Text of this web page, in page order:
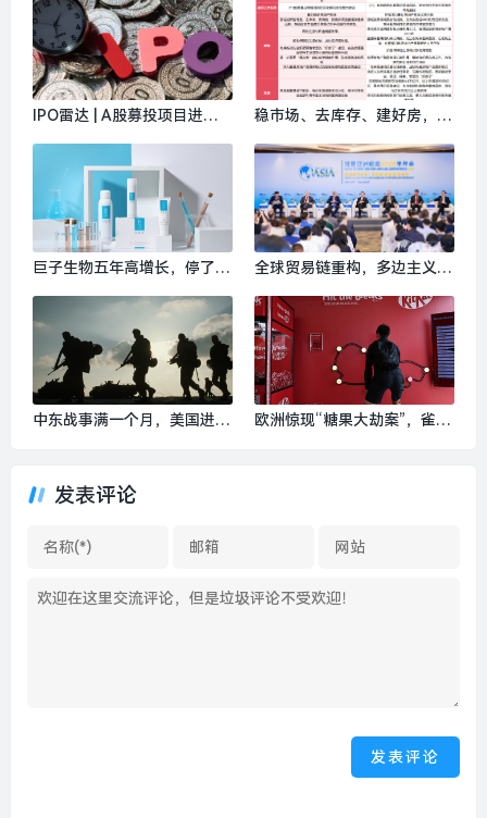
新闻
IPO雷达 | A股募投项目进展
技赴港股欲续写出海故事|界
面新闻 · 证券
稳市场、去库存、建好房，两
面新闻 · 地产
巨子生物五年高增长，停了|
全球贸易链重构，多边主义是
鳌亚洲论坛|界面新闻
中东战事满一个月，美国进退
欧洲惊现“糖果大劫案”，雀巢
发表评论